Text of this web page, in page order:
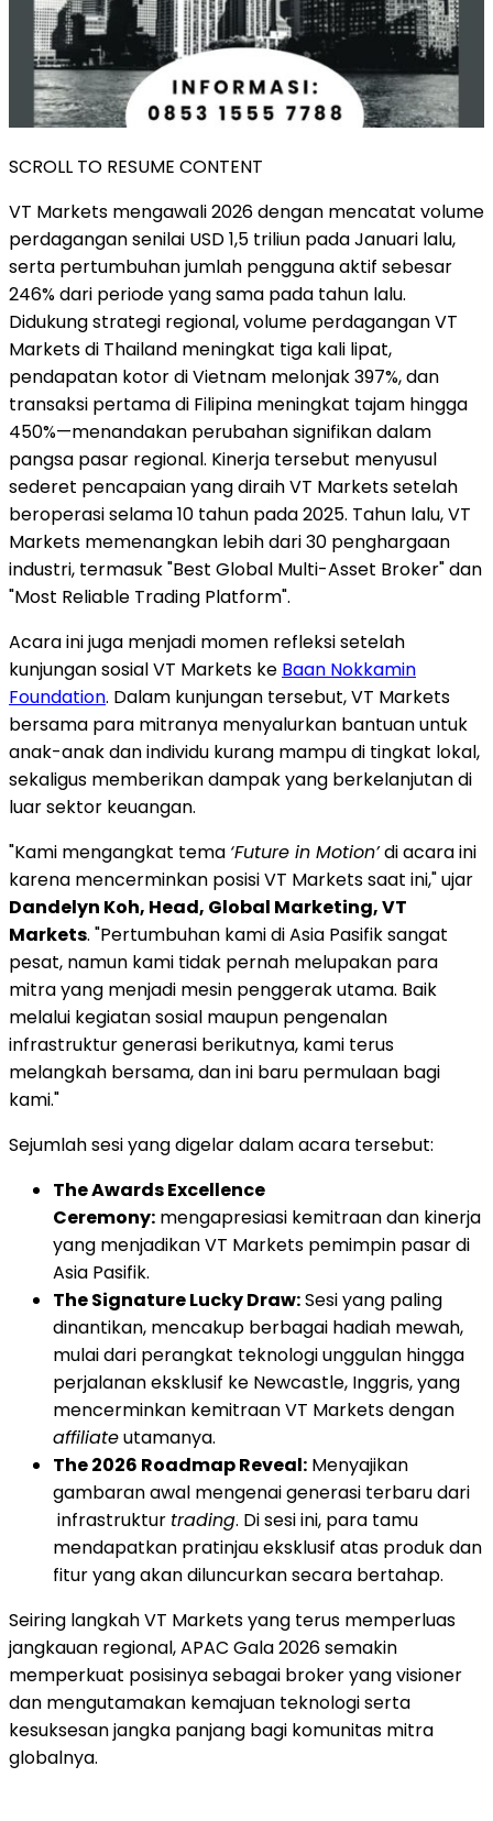
SCROLL TO RESUME CONTENT
VT Markets mengawali 2026 dengan mencatat volume
perdagangan senilai USD 1,5 triliun pada Januari lalu,
serta pertumbuhan jumlah pengguna aktif sebesar
246% dari periode yang sama pada tahun lalu.
Didukung strategi regional, volume perdagangan VT
Markets di Thailand meningkat tiga kali lipat,
pendapatan kotor di Vietnam melonjak 397%, dan
transaksi pertama di Filipina meningkat tajam hingga
450%—menandakan perubahan signifikan dalam
pangsa pasar regional. Kinerja tersebut menyusul
sederet pencapaian yang diraih VT Markets setelah
beroperasi selama 10 tahun pada 2025. Tahun lalu, VT
Markets memenangkan lebih dari 30 penghargaan
industri, termasuk "Best Global Multi-Asset Broker" dan
"Most Reliable Trading Platform".
Acara ini juga menjadi momen refleksi setelah
kunjungan sosial VT Markets ke Baan Nokkamin
Foundation. Dalam kunjungan tersebut, VT Markets
bersama para mitranya menyalurkan bantuan untuk
anak-anak dan individu kurang mampu di tingkat lokal,
sekaligus memberikan dampak yang berkelanjutan di
luar sektor keuangan.
"Kami mengangkat tema ‘Future in Motion’di acara ini
karena mencerminkan posisi VT Markets saat ini," ujar
Dandelyn Koh, Head, Global Marketing, VT
Markets. "Pertumbuhan kami di Asia Pasifik sangat
pesat, namun kami tidak pernah melupakan para
mitra yang menjadi mesin penggerak utama. Baik
melalui kegiatan sosial maupun pengenalan
infrastruktur generasi berikutnya, kami terus
melangkah bersama, dan ini baru permulaan bagi
kami."
Sejumlah sesi yang digelar dalam acara tersebut:
The Awards Excellence
Ceremony: mengapresiasi kemitraan dan kinerja
yang menjadikan VT Markets pemimpin pasar di
Asia Pasifik.
The Signature Lucky Draw:Sesi yang paling
dinantikan, mencakup berbagai hadiah mewah,
mulai dari perangkat teknologi unggulan hingga
perjalanan eksklusif ke Newcastle, Inggris, yang
mencerminkan kemitraan VT Markets dengan
affiliateutamanya.
The 2026 Roadmap Reveal: Menyajikan
gambaran awal mengenai generasi terbaru dari
infrastruktur trading. Di sesi ini, para tamu
mendapatkan pratinjau eksklusif atas produk dan
fitur yang akan diluncurkan secara bertahap.
Seiring langkah VT Markets yang terus memperluas
jangkauan regional, APAC Gala 2026 semakin
memperkuat posisinya sebagai broker yang visioner
dan mengutamakan kemajuan teknologi serta
kesuksesan jangka panjang bagi komunitas mitra
globalnya.